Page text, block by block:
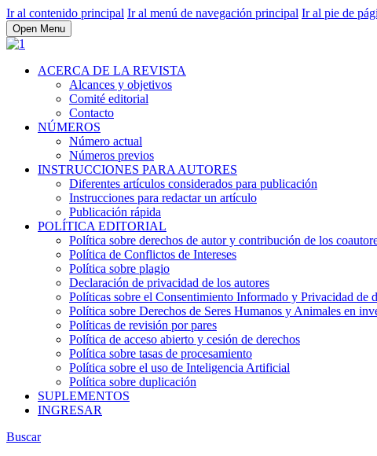
Ir al contenido principal Ir al menú de navegación principal Ir al pie de
Open Menu
ACERCA DE LA REVISTA
Alcances y objetivos
Comité editorial
Contacto
NÚMEROS
Número actual
Números previos
INSTRUCCIONES PARA AUTORES
Diferentes artículos considerados para publicación
Instrucciones para redactar un artículo
Publicación rápida
POLÍTICA EDITORIAL
Política sobre derechos de autor y contribución de los
Política de Conflictos de Intereses
Política sobre plagio
Declaración de privacidad de los autores
Políticas sobre el Consentimiento Informado y Privacidad de
Política sobre Derechos de Seres Humanos y Animales en
Políticas de revisión por pares
Política de acceso abierto y cesión de derechos
Política sobre tasas de procesamiento
Política sobre el uso de Inteligencia Artificial
Política sobre duplicación
SUPLEMENTOS
INGRESAR
Buscar